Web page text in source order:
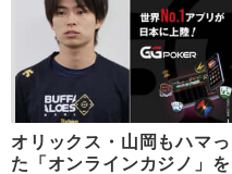
オリックス・山岡もハマっ
た「オンラインカジノ」を